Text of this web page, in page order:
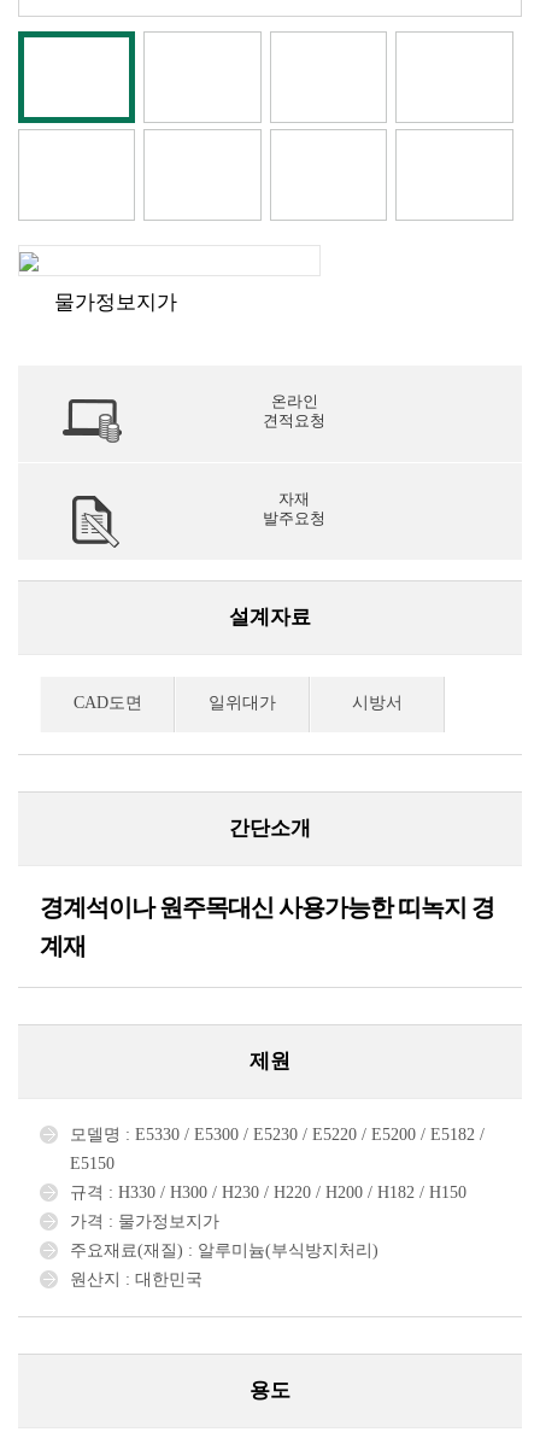
물가정보지가
온라인
견적요청
자재
발주요청
설계자료
CAD도면 일위대가 시방서
간단소개
경계석이나 원주목대신 사용가능한 띠녹지 경
계재
제원
모델명 : E5330 / E5300 / E5230 / E5220 / E5200 / E5182 /
E5150
규격 : H330 / H300 / H230 / H220 / H200 / H182 / H150
가격 : 물가정보지가
주요재료(재질) : 알루미늄(부식방지처리)
원산지 : 대한민국
용도